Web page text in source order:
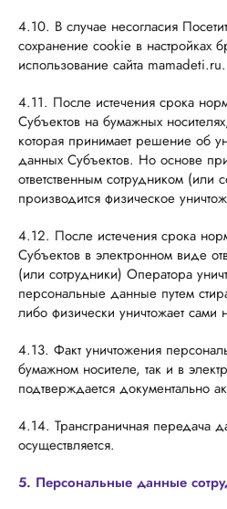
4.10. В случае несогласия
сохранение cookie в настройках
использование сайта mamadeti.ru.
4.11. После истечения срока
Субъектов на бумажных
которая принимает решение об
данных Субъектов. Но основе
ответственным сотрудником (или
производится физическое
4.12. После истечения срока
Субъектов в электронном виде
(или сотрудники) Оператора
персональные данные путем
либо физически уничтожает сами
4.13. Факт уничтожения
бумажном носителе, так и в
подтверждается документально
4.14. Трансграничная передача
осуществляется.
5. Персональные данные